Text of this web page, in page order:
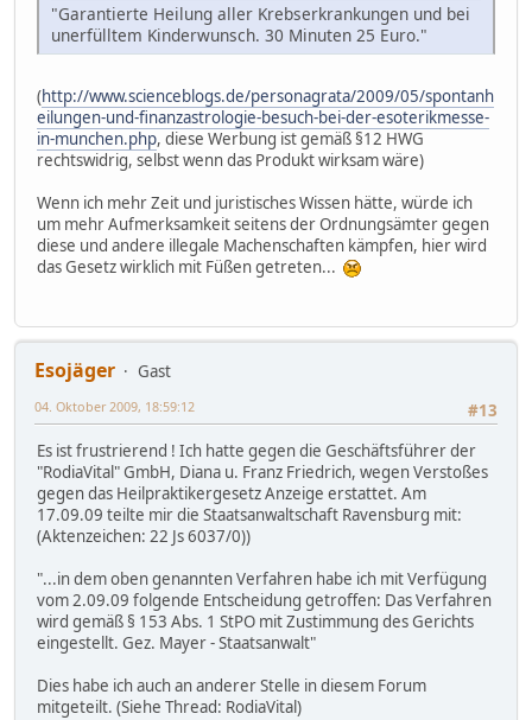
"Garantierte Heilung aller Krebserkrankungen und bei
unerfülltem Kinderwunsch. 30 Minuten 25 Euro."
(http://www.scienceblogs.de/personagrata/2009/05/spontanh
eilungen-und-finanzastrologie-besuch-bei-der-esoterikmesse-
in-munchen.php, diese Werbung ist gemäß §12 HWG
rechtswidrig, selbst wenn das Produkt wirksam wäre)
Wenn ich mehr Zeit und juristisches Wissen hätte, würde ich
um mehr Aufmerksamkeit seitens der Ordnungsämter gegen
diese und andere illegale Machenschaften kämpfen, hier wird
das Gesetz wirklich mit Füßen getreten...
Esojäger
Gast
#13
04. Oktober 2009, 18:59:12
Es ist frustrierend ! Ich hatte gegen die Geschäftsführer der
"RodiaVital" GmbH, Diana u. Franz Friedrich, wegen Verstoßes
gegen das Heilpraktikergesetz Anzeige erstattet. Am
17.09.09 teilte mir die Staatsanwaltschaft Ravensburg mit:
(Aktenzeichen: 22 Js 6037/0))
"...in dem oben genannten Verfahren habe ich mit Verfügung
vom 2.09.09 folgende Entscheidung getroffen: Das Verfahren
wird gemäß § 153 Abs. 1 StPO mit Zustimmung des Gerichts
eingestellt. Gez. Mayer - Staatsanwalt"
Dies habe ich auch an anderer Stelle in diesem Forum
mitgeteilt. (Siehe Thread: RodiaVital)